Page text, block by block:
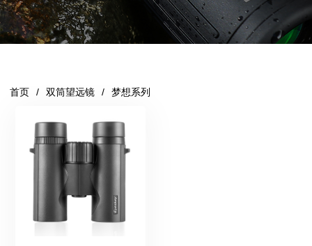
首页 双筒望远镜 梦想系列